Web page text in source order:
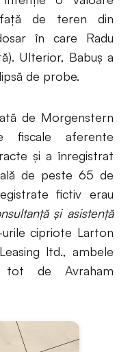
de teren din
în care Radu
Ulterior, Babuș a
de probe.
de Morgenstern
fiscale aferente
și a înregistrat
de peste 65 de
fictiv erau
și asistență
cipriote Larton
ltd., ambele
tot de Avraham